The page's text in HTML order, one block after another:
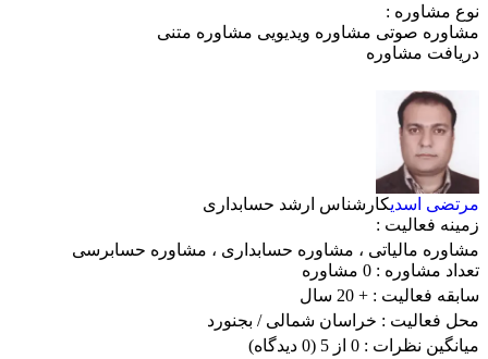
نوع مشاوره :
مشاوره صوتی مشاوره ویدیویی مشاوره متنی
دریافت مشاوره
مرتضی اسدیکارشناس ارشد حسابداری
زمینه فعالیت :
مشاوره مالیاتی ، مشاوره حسابداری ، مشاوره حسابرسی
تعداد مشاوره : 0 مشاوره
سابقه فعالیت : + 20 سال
محل فعالیت : خراسان شمالی/ بجنورد
میانگین نظرات : 0 از 5
(0 دیدگاه)